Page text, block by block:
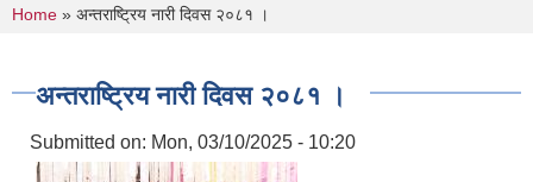
You are here
Home » अन्तराष्ट्रिय नारी दिवस २०८१ ।
अन्तराष्ट्रिय नारी दिवस २०८१ ।
Submitted on: Mon, 03/10/2025 - 10:20